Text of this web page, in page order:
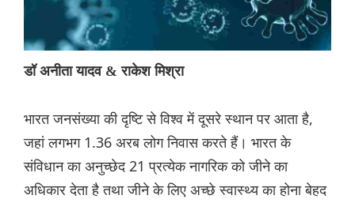
डॉ अनीता यादव & राकेश मिश्रा
भारत जनसंख्या की दृष्टि से विश्व में दूसरे स्थान पर आता है,
जहां लगभग 1.36 अरब लोग निवास करते हैं। भारत के
संविधान का अनुच्छेद 21 प्रत्येक नागरिक को जीने का
अधिकार देता है तथा जीने के लिए अच्छे स्वास्थ्य का होना बेहद